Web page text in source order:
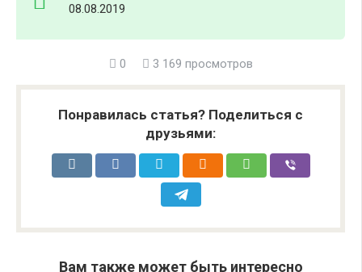
08.08.2019
0 3 169 просмотров
Понравилась статья? Поделиться с
друзьями:
Вам также может быть интересно